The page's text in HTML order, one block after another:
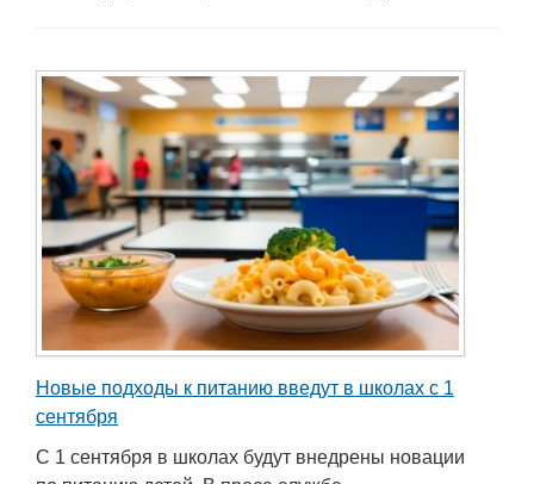
Новые подходы к питанию введут в школах с 1
сентября
С 1 сентября в школах будут внедрены новации